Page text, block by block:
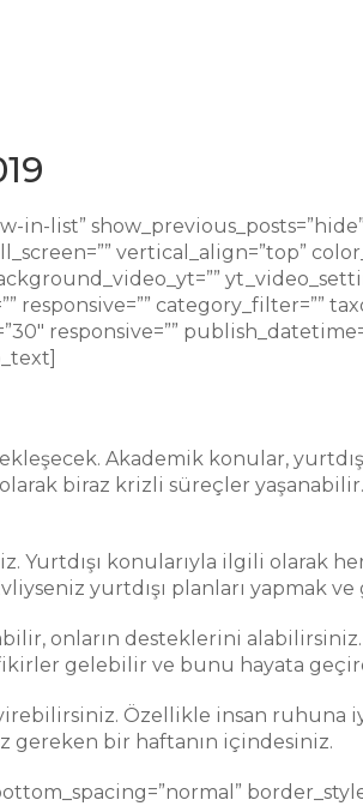
in-list”
vertical_align=”top”
responsive=”” category_filter=””
responsive=””
Akademik konular,
biraz krizli süreçler
Yurtdışı konularıyla ilgili olarak
yurtdışı planları
onların desteklerini alabilirsiniz.
gelebilir ve bunu hayata
Özellikle insan ruhuna
gereken bir haftanın içindesiniz.